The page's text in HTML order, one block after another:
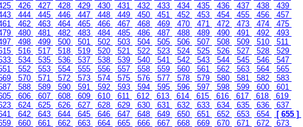
426 427 428 429 430 431 432 433 434 435 436 437 438
439
444 445 446 447 448 449 450 451 452 453 454 455 456
457
462 463 464 465 466 467 468 469 470 471 472 473 474
475
480 481 482 483 484 485 486 487 488 489 490 491 492
493
498 499 500 501 502 503 504 505 506 507 508 509 510
511
516 517 518 519 520 521 522 523 524 525 526 527 528
529
534 535 536 537 538 539 540 541 542 543 544 545 546
547
552 553 554 555 556 557 558 559 560 561 562 563 564
565
570 571 572 573 574 575 576 577 578 579 580 581 582
583
588 589 590 591 592 593 594 595 596 597 598 599 600
601
606 607 608 609 610 611 612 613 614 615 616 617 618
619
624 625 626 627 628 629 630 631 632 633 634 635 636
637
642 643 644 645 646 647 648 649 650 651 652 653 654
[ 655 ]
660 661 662 663 664 665 666 667 668 669 670 671 672
673